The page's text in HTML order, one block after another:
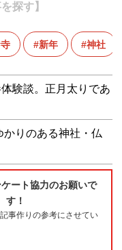
探す】
寺 新年 神社
験談。正月太りであ
りのある神社・仏